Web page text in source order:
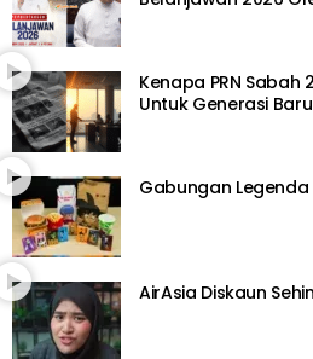
Kenapa PRN Sabah
Untuk Generasi
Gabungan
AirAsia Diskaun